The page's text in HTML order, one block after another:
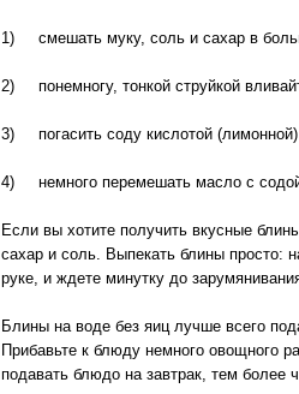
1) смешать муку, соль и сахар в
2) понемногу, тонкой струйкой
3) погасить соду кислотой
4) немного перемешать масло с содой
Если вы хотите получить вкусные
сахар и соль. Выпекать блины просто:
руке, и ждете минутку до
Блины на воде без яиц лучше всего
Прибавьте к блюду немного овощного
подавать блюдо на завтрак, тем более